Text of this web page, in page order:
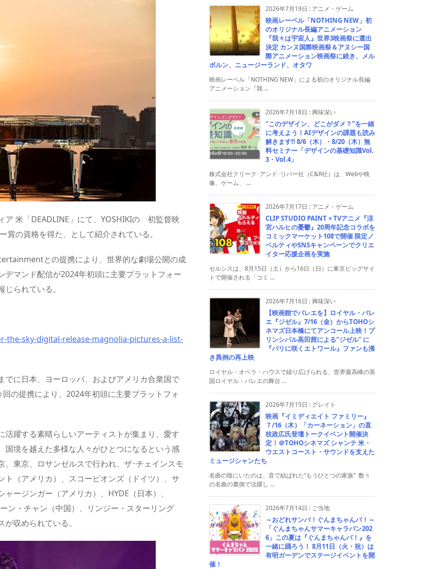
ア 米「DEADLINE」にて、YOSHIKIの 初監督映
賞の資格を得た、として紹介されている。
との提携により、世界的な劇場公開の成
マンド配信が2024年初頭に主要プラットフォー
られている。
sky-digital-release-magnolia-pictures-a-list-
でに日本、ヨーロッパ、およびアメリカ合衆国で
の提携により、2024年初頭に主要プラットフォ
躍する素晴らしいアーティストが集まり、愛す
国境を越えた多様な人々がひとつになるという感
東京、ロサンゼルスで行われ、ザ･チェインスモ
（アメリカ）、スコーピオンズ（ドイツ）、サ
ージンガー（アメリカ）、HYDE（日本）、
ン・チャン（中国）、リンジー・スターリング
収められている。
2026年7月19日 : アニメ・ゲーム
映画レーベル「NOTHING NEW」初
のオリジナル長編アニメーション
『我々は宇宙人』世界3映画祭に選出
決定 カンヌ国際映画祭＆アヌシー国
際アニメーション映画祭に続き、メル
ボルン、ニュージーランド、オタワ
映画レーベル「NOTHING NEW」による初のオリジナル長編
アニメーション『我 ...
2026年7月18日 :興味深い
“このデザイン、どこがダメ？”を一緒
に考えよう！AIデザインの課題も読み
解きます!! 8/6（木）・8/20（木）無
料セミナー「デザインの基礎知識Vol.
3・Vol.4」
株式会社クリーク･アンド･リバー社（C&R社）は、Webや映
像、ゲーム、 ...
2026年7月17日 : アニメ・ゲーム
CLIP STUDIO PAINT × TVアニメ『涼
宮ハルヒの憂鬱』20周年記念コラボを
コミックマーケット108で開催 限定ノ
ベルティやSNSキャンペーンでクリエ
イター応援企画を実施
セルシスは、8月15日（土）から16日（日）に東京ビッグサイ
トで開催される「コミ ...
2026年7月16日 :興味深い
【映画館でバレエを】ロイヤル・バレ
エ『ジゼル』7/16（金）からTOHOシ
ネマズ日本橋にてアンコール上映！プ
リンシパル高田茜による“ジゼル” に
『パリに咲くエトワール』ファンも沸
き異例の再上映
ロイヤル・オペラ・ハウスで繰り広げられる、世界最高峰の英
国ロイヤル・バレエの舞台 ...
2026年7月15日 : グレイト
映画『イミディエイト ファミリー』
７/16（木）「カーネーション」の直
枝政広氏登壇トークイベント開催決
定！＠TOHOシネマズ シャンテ 米・
ウエストコースト・サウンドを支えた
ミュージシャンたち
名曲の陰にいたのは、音で結ばれた“もうひとつの家族” 数々
の名曲の裏側で活躍し ...
2026年7月14日 : ご当地
～おどれサンバ！ぐんまちゃんバ！～
「ぐんまちゃんサマーキャラバン202
6」この夏は『ぐんまちゃんバ！』を
一緒に踊ろう！ 8月11日（火・祝）は
有明ガーデンでステージイベントを開
催！